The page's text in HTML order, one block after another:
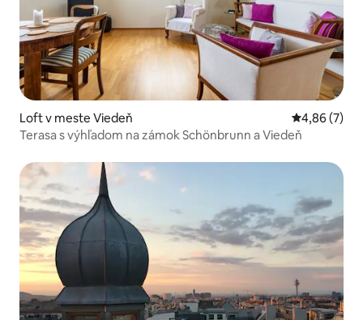
Loft v meste Viedeň Priemerné
4,86 (7)
Terasa s výhľadom na zámok Schönbrunn a Viedeň